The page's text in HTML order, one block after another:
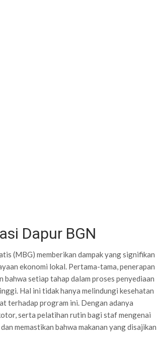
Dapur BGN
(MBG) memberikan dampak yang signifikan
ekonomi lokal. Pertama-tama, penerapan
setiap tahap dalam proses penyediaan
Hal ini tidak hanya melindungi kesehatan
terhadap program ini. Dengan adanya
serta pelatihan rutin bagi staf mengenai
memastikan bahwa makanan yang disajikan